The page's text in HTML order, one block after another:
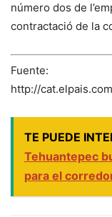
número dos de
contractació de la
Fuente:
http://
TE PUEDE
Tehuantepec
para el